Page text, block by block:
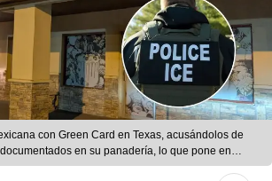
con Green Card en Texas, acusándolos de
en su panadería, lo que pone en
Foto: composición LR/Valley Central/EFE